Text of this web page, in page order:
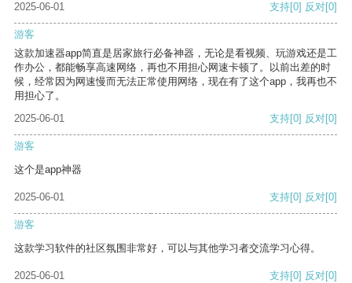
2025-06-01
支持[0] 反对[0]
游客
这款加速器app简直是居家旅行必备神器，无论是看视频、玩游戏还是工
作办公，都能畅享高速网络，再也不用担心网速卡顿了。以前出差的时
候，经常因为网速慢而无法正常使用网络，现在有了这个app，我再也不
用担心了。
2025-06-01
支持[0] 反对[0]
游客
这个是app神器
2025-06-01 支持[0] 反对[0]
游客
这款学习软件的社区氛围非常好，可以与其他学习者交流学习心得。
2025-06-01 支持[0] 反对[0]